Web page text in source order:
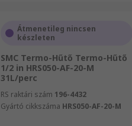
Átmenetileg nincsen
készleten
SMC Termo-Hűtő Termo-Hűtő
1/2 in HRS050-AF-20-M
31L/perc
RS raktári szám 196-4432
Gyártó cikkszáma HRS050-AF-20-M